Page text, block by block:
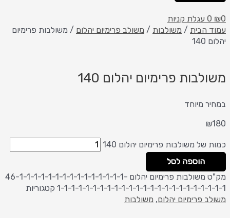
₪0
0 עגלת קניות
עמוד הבית / משולבות / משולב פרימיום יהלום / משולבות פרימיום
יהלום 140
משולבות פרימיום יהלום 140
במחיר מיוחד
₪180
כמות של משולבות פרימיום יהלום 140
הוספה לסל
מק"ט
משולבות פרימיום יהלום 46-1-1-1-1-1-1-1-1-1-1-1-1-1-1-1-
1-1-1-1-1-1-1-1-1-1-1-1-1-1-1-1-1-1-1-1-1-1-1-1 קטגוריות
משולב פרימיום יהלום, משולבות